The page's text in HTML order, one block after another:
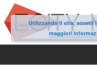
Utilizzando il sito, accetti
maggiori